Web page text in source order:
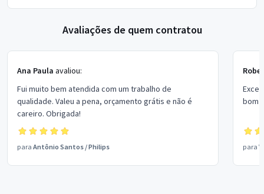
Avaliações de quem contratou
Ana Paula avaliou:
Fui muito bem atendida com um trabalho de
qualidade. Valeu a pena, orçamento grátis e não é
careiro. Obrigada!
para Antônio Santos /Philips
bom
para